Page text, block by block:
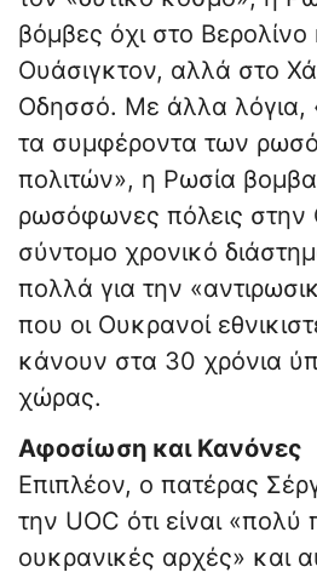
βόμβες όχι στο Βερολίνο
Ουάσιγκτον, αλλά στο
Οδησσό. Με άλλα λόγια,
τα συμφέροντα των
πολιτών», η Ρωσία
ρωσόφωνες πόλεις στην
σύντομο χρονικό
πολλά για την
που οι Ουκρανοί
κάνουν στα 30 χρόνια
χώρας.
Αφοσίωση και Κανόνες
Επιπλέον, ο πατέρας
την UOC ότι είναι «πολύ
ουκρανικές αρχές» και